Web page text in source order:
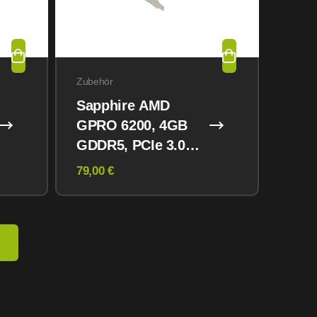
Zubehör
Sapphire AMD
GPRO 6200, 4GB
GDDR5, PCIe 3.0
x16, 6x miniDP
79,00 €